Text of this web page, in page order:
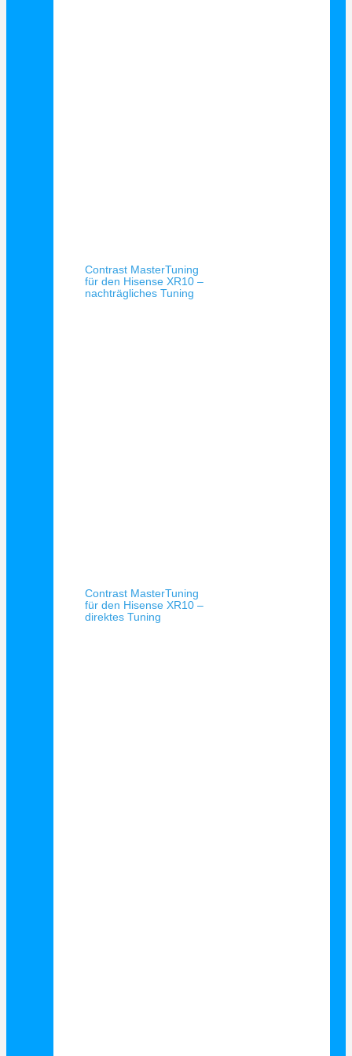
Contrast MasterTuning
für den Hisense XR10 –
nachträgliches Tuning
Contrast MasterTuning
für den Hisense XR10 –
direktes Tuning